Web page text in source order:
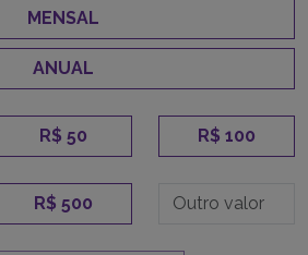
MENSAL
ANUAL
R$ 50 R$ 100
R$ 500